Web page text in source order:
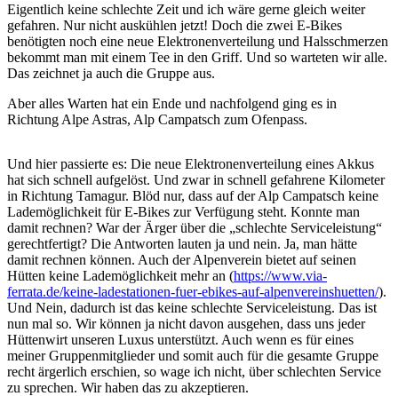
Eigentlich keine schlechte Zeit und ich wäre gerne gleich weiter
gefahren. Nur nicht auskühlen jetzt! Doch die zwei E-Bikes
benötigten noch eine neue Elektronenverteilung und Halsschmerzen
bekommt man mit einem Tee in den Griff. Und so warteten wir alle.
Das zeichnet ja auch die Gruppe aus.
Aber alles Warten hat ein Ende und nachfolgend ging es in
Richtung Alpe Astras, Alp Campatsch zum Ofenpass.
Und hier passierte es: Die neue Elektronenverteilung eines Akkus
hat sich schnell aufgelöst. Und zwar in schnell gefahrene Kilometer
in Richtung Tamagur. Blöd nur, dass auf der Alp Campatsch keine
Lademöglichkeit für E-Bikes zur Verfügung steht. Konnte man
damit rechnen? War der Ärger über die „schlechte Serviceleistung“
gerechtfertigt? Die Antworten lauten ja und nein. Ja, man hätte
damit rechnen können. Auch der Alpenverein bietet auf seinen
Hütten keine Lademöglichkeit mehr an (https://www.via-
ferrata.de/keine-ladestationen-fuer-ebikes-auf-alpenvereinshuetten/).
Und Nein, dadurch ist das keine schlechte Serviceleistung. Das ist
nun mal so. Wir können ja nicht davon ausgehen, dass uns jeder
Hüttenwirt unseren Luxus unterstützt. Auch wenn es für eines
meiner Gruppenmitglieder und somit auch für die gesamte Gruppe
recht ärgerlich erschien, so wage ich nicht, über schlechten Service
zu sprechen. Wir haben das zu akzeptieren.